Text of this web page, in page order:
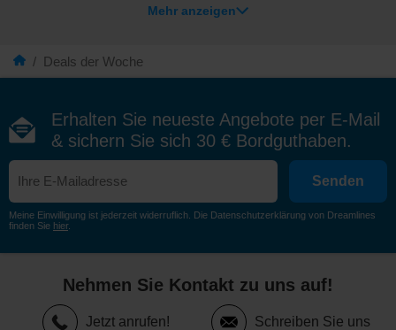
Mehr anzeigen
/ Deals der Woche
Erhalten Sie neueste Angebote per E-Mail
& sichern Sie sich 30 € Bordguthaben.
Senden
Meine Einwilligung ist jederzeit widerruflich. Die Datenschutzerklärung von Dreamlines
finden Sie hier.
Nehmen Sie Kontakt zu uns auf!
Jetzt anrufen! Schreiben Sie uns